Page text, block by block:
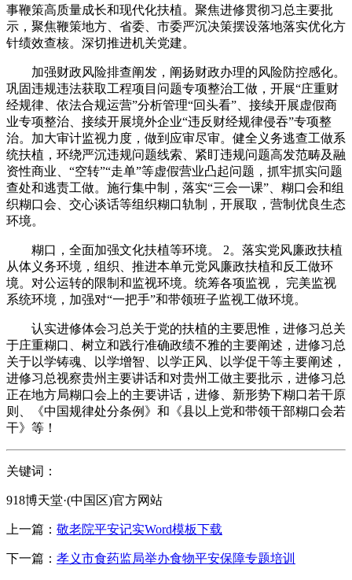
事鞭策高质量成长和现代化扶植。聚焦进修贯彻习总主要批
示，聚焦鞭策地方、省委、市委严沉决策摆设落地落实优化方
针绩效查核。深切推进机关党建。
加强财政风险排查阐发，阐扬财政办理的风险防控感化。
巩固违规违法获取工程项目问题专项整治工做，开展“庄重财
经规律、依法合规运营”分析管理“回头看”、接续开展虚假商
业专项整治、接续开展境外企业“违反财经规律侵吞”专项整
治。加大审计监视力度，做到应审尽审。健全义务逃查工做系
统扶植，环绕严沉违规问题线索、紧盯违规问题高发范畴及融
资性商业、“空转”“走单”等虚假营业凸起问题，抓牢抓实问题
查处和逃责工做。施行集中制，落实“三会一课”、糊口会和组
织糊口会、交心谈话等组织糊口轨制，开展取，营制优良生态
环境。
糊口，全面加强文化扶植等环境。 2。落实党风廉政扶植
从体义务环境，组织、推进本单元党风廉政扶植和反工做环
境。对公运转的限制和监视环境。统筹各项监视， 完美监视
系统环境，加强对“一把手”和带领班子监视工做环境。
认实进修体会习总关于党的扶植的主要思惟，进修习总关
于庄重糊口、树立和践行准确政绩不雅的主要阐述，进修习总
关于以学铸魂、以学增智、以学正风、以学促干等主要阐述，
进修习总视察贵州主要讲话和对贵州工做主要批示，进修习总
正在地方局糊口会上的主要讲话，进修、新形势下糊口若干原
则、《中国规律处分条例》和《县以上党和带领干部糊口会若
干》等！
关键词：
918博天堂·(中国区)官方网站
上一篇： 敬老院平安记实Word模板下载
下一篇： 孝义市食药监局举办食物平安保障专题培训